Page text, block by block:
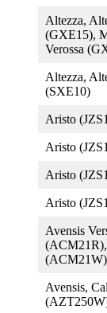
Altezza,
(GXE15),
Verossa
Altezza,
(SXE10)
Aristo
Aristo
Aristo
Aristo
Avensis
(ACM21W)
Avensis,